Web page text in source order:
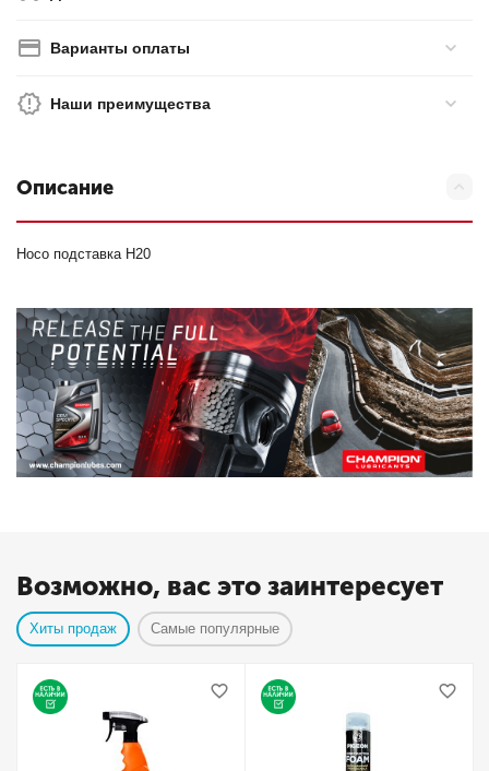
Варианты оплаты
Наши преимущества
Описание
Hoco подставка H20
Возможно, вас это заинтересует
Хиты продаж Самые популярные